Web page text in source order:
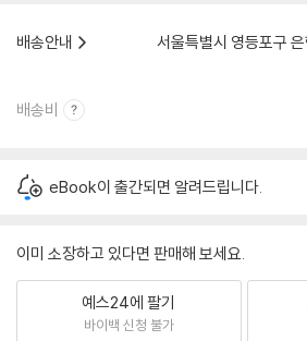
배송안내
서울특별시 영등포구
배송비
eBook이 출간되면 알려드립니다.
이미 소장하고 있다면 판매해 보세요.
예스24에 팔기
바이백 신청 불가